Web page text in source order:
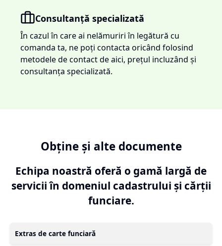
Consultanță specializată
În cazul în care ai nelămuriri în legătură cu
comanda ta, ne poți contacta oricând folosind
metodele de contact de aici, prețul incluzând și
consultanța specializată.
Obține și alte documente
Echipa noastră oferă o gamă largă de
servicii în domeniul cadastrului și cărții
funciare.
Extras de carte funciară